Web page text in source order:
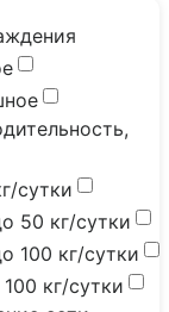
сутки
50 кг/сутки
100 кг/сутки
кг/сутки